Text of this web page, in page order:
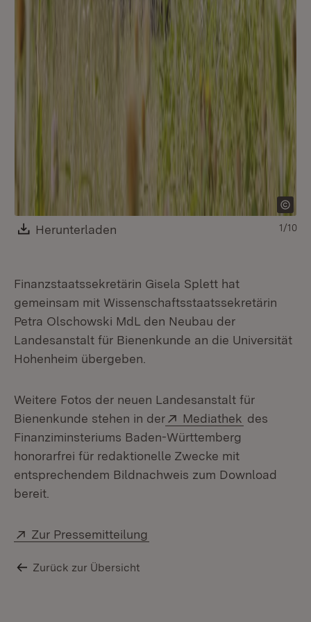
Download:
Herunterladen 1/10
Finanzstaatssekretärin Gisela Splett hat
gemeinsam mit Wissenschaftsstaatssekretärin
Petra Olschowski MdL den Neubau der
Landesanstalt für Bienenkunde an die Universität
Hohenheim übergeben.
Weitere Fotos der neuen Landesanstalt für
Bienenkunde stehen in der
Extern:
Mediathek (Öffnet in
des
Finanziminsteriums Baden-Württemberg
honorarfrei für redaktionelle Zwecke mit
entsprechendem Bildnachweis zum Download
bereit.
Extern:
Zur Pressemitteilung
Zurück zur Übersicht